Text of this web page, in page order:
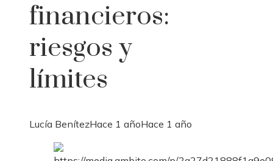
financieros:
riesgos y
límites
Lucía BenítezHace 1 añoHace 1 año